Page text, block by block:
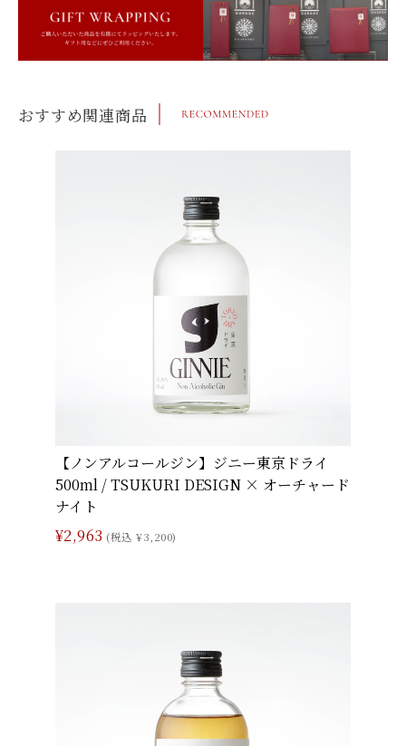
おすすめ関連商品
【ノンアルコールジン】ジニー東京ドライ
500ml / TSUKURI DESIGN × オーチャード
ナイト
¥2,963 (税込 ¥3,200)